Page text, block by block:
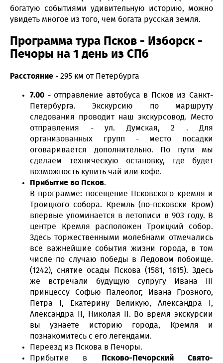
богатую событиями удивительную историю, можно
увидеть многое из того, чем богата русская земля.
Программа тура Псков - Изборск -
Печоры на 1 день из СПб
Расстояние - 295 км от Петербурга
7.00 - отправление автобуса в Псков из Санкт-
Петербурга. Экскурсию по маршруту
следования проводит наш экскурсовод. Место
отправления - ул. Думская, 2 . Для
организованных групп - место посадки
оговаривается дополнительно. По пути мы
сделаем техническую остановку, где будет
возможность купить чай или кофе.
Прибытие во Псков.
В программе: посещение Псковского кремля и
Троицкого собора. Кремль (по-псковски Кром)
впервые упоминается в летописи в 903 году. В
центре Кремля расположен Троицкий собор.
Здесь торжественными молебнами отмечались
все важнейшие события жизни города, в том
числе по случаю победы в Ледовом побоище.
(1242), снятие осады Пскова (1581, 1615). Здесь
же встречали будущую супругу Ивана III
принцессу Софью Палеолог, Ивана Грозного,
Петра I, Екатерину Великую, Александра I,
Александра II, Николая II. Во время экскурсии
вы узнаете историю города, Кремля и
познакомитесь с его легендами.
Переезд из Пскова в Печоры.
Прибытие в
Псково-Печорский Свято-